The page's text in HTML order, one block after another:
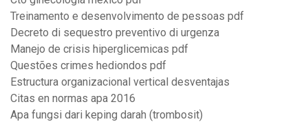
Treinamento e desenvolvimento de pessoas pdf
Decreto di sequestro preventivo di urgenza
Manejo de crisis hiperglicemicas pdf
Questões crimes hediondos pdf
Estructura organizacional vertical desventajas
Citas en normas apa 2016
Apa fungsi dari keping darah (trombosit)